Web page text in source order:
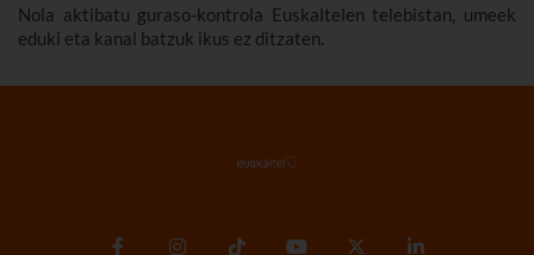
Nola aktibatu guraso-kontrola Euskaltelen telebistan, umeek
eduki eta kanal batzuk ikus ez ditzaten.